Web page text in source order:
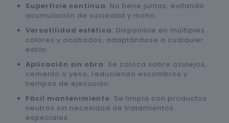
Superficie continua: No tiene juntas, evitando
acumulación de suciedad y moho.
Versatilidad estética: Disponible en múltiples
colores y acabados, adaptándose a cualquier
estilo.
Aplicación sin obra: Se coloca sobre azulejos,
cemento o yeso, reduciendo escombros y
tiempos de ejecución.
Fácil mantenimiento: Se limpia con productos
neutros sin necesidad de tratamientos
especiales.